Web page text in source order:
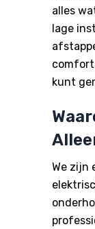
alles
lage
kunt
We zijn